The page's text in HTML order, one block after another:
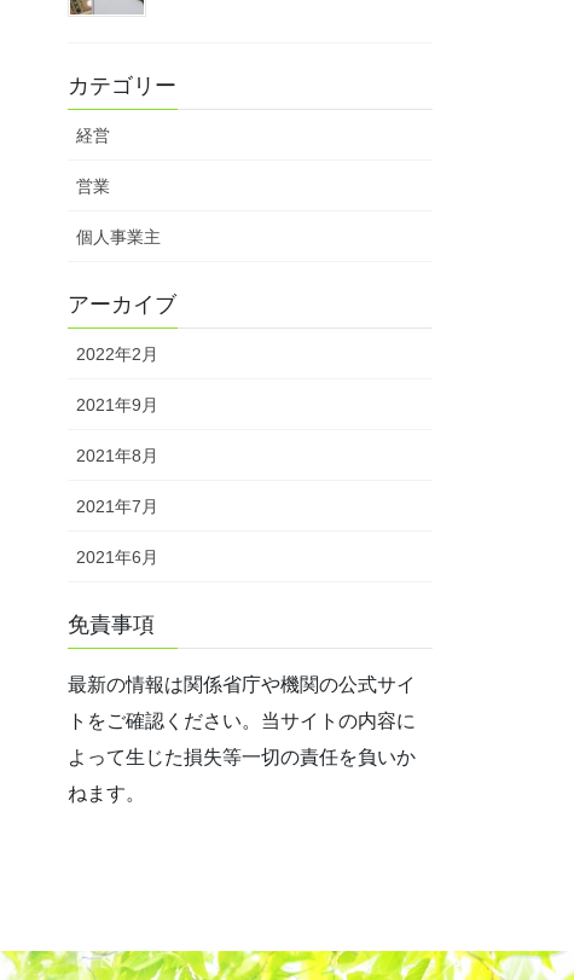
カテゴリー
経営
営業
個人事業主
アーカイブ
2022年2月
2021年9月
2021年8月
2021年7月
2021年6月
免責事項
最新の情報は関係省庁や機関の公式サイ
トをご確認ください。当サイトの内容に
よって生じた損失等一切の責任を負いか
ねます。